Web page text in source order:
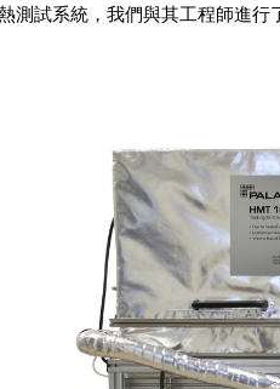
測試系統，我們與其工程師進